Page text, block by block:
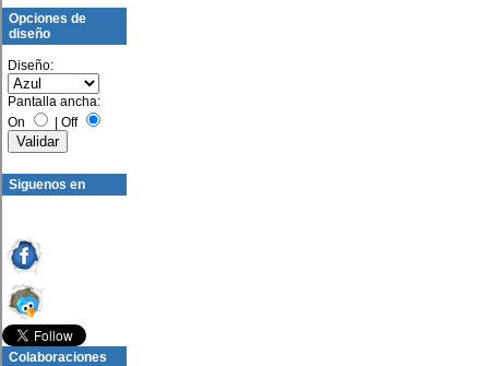
Opciones de
diseño
Diseño:
Pantalla ancha:
On
| Off
Siguenos en
Colaboraciones